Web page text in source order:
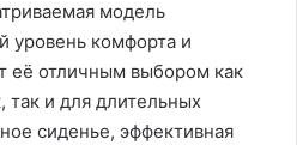
модель
уровень комфорта и
её отличным выбором как
так и для длительных
сиденье, эффективная